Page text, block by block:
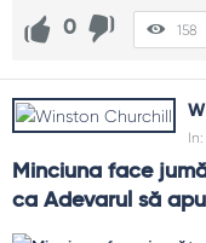
0 158
In:
Minciuna face
ca Adevarul să